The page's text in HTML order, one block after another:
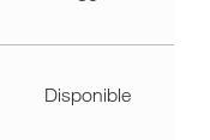
Disponible